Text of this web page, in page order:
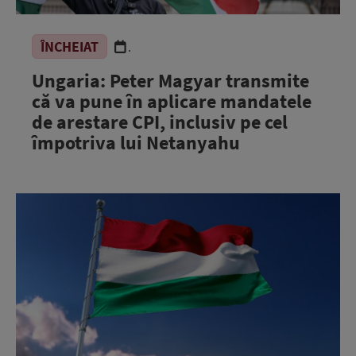
ÎNCHEIAT .
Ungaria: Peter Magyar transmite
că va pune în aplicare mandatele
de arestare CPI, inclusiv pe cel
împotriva lui Netanyahu